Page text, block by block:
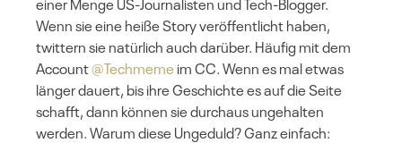
Wenn sie eine heiße Story veröffentlicht haben,
twittern sie natürlich auch darüber. Häufig mit dem
Account@Techmeme im CC. Wenn es mal etwas
länger dauert, bis ihre Geschichte es auf die Seite
schafft, dann können sie durchaus ungehalten
werden. Warum diese Ungeduld? Ganz einfach: